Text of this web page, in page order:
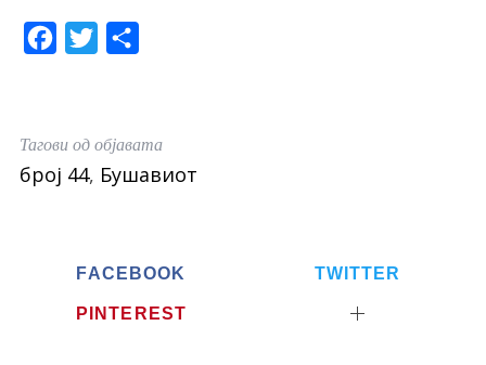
e
b
t
t
r
e
Тагови од објавата
број 44, Бушавиот
FACEBOOK TWITTER
PINTEREST